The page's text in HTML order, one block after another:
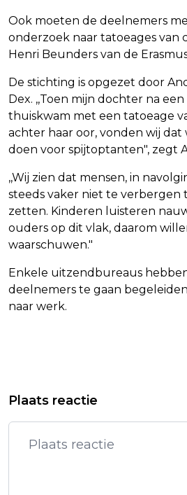
Ook moeten de deelnemers
onderzoek naar tatoeages
Henri Beunders van de
De stichting is opgezet door
Dex. ,,Toen mijn dochter na
thuiskwam met een tatoeage
achter haar oor, vonden wij dat
doen voor spijtoptanten", zegt
,,Wij zien dat mensen, in
steeds vaker niet te verbergen
zetten. Kinderen luisteren
ouders op dit vlak, daarom
waarschuwen."
Enkele uitzendbureaus
deelnemers te gaan
naar werk.
WATERLINIE
SEIZOEN VOORBIJ
GISIN
Plaats reactie